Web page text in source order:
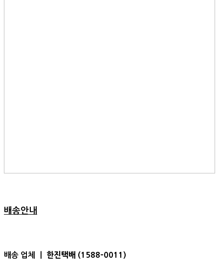
배송안내
배송 업체 ㅣ 한진택배 (1588-0011)